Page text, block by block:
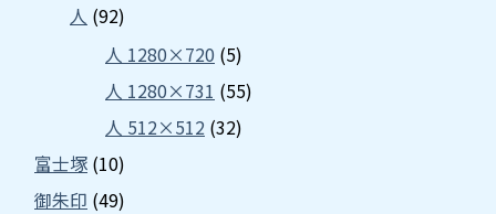
人 (92)
人 1280×720 (5)
人 1280×731 (55)
人 512×512 (32)
富士塚 (10)
御朱印 (49)